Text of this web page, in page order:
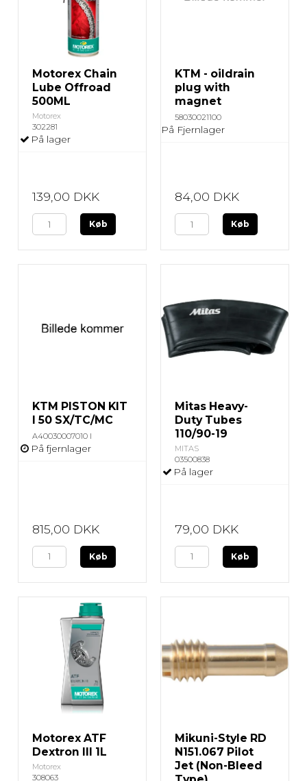
Motorex Chain
Lube Offroad
500ML
Motorex
302281
På lager
139,00 DKK
Køb
KTM - oildrain
plug with
magnet
58030021100
På Fjernlager
84,00 DKK
Køb
KTM PISTON KIT
I 50 SX/TC/MC
A40030007010 I
På fjernlager
815,00 DKK
Køb
Mitas Heavy-
Duty Tubes
110/90-19
MITAS
03500838
På lager
79,00 DKK
Køb
Motorex ATF
Dextron III 1L
Motorex
308063
Mikuni-Style RD
N151.067 Pilot
Jet (Non-Bleed